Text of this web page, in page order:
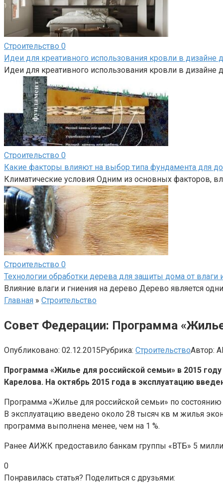
Строительство 0
Идеи для креативного использования кровли в дизайне
Идеи для креативного использования кровли в дизайне
Строительство 0
Какие факторы влияют на выбор типа фундамента для
Климатические условия Одним из основных факторов,
Строительство 0
Технологии обработки дерева для защиты дома от влаги
Влияние влаги и гниения на дерево Дерево является
Главная » Строительство
Совет Федерации: Программа
Опубликовано: 02.12.2015Рубрика: СтроительствоАвтор:
Программа «Жилье для российской семьи» в 2015
Карелова. На октябрь 2015 года в эксплуатацию
Программа «Жилье для российской семьи» по
В эксплуатацию введено около 28 тысяч кв м жилья
программа выполнена менее, чем на 1 %.
Ранее АИЖК предоставило банкам группы «ВТБ» 5
0
Понравилась статья? Поделиться с друзьями: